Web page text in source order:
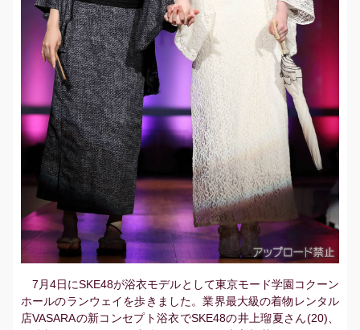
7月4日にSKE48が浴衣モデルとして東京モード学園コクーン
ホールのランウェイを歩きました。業界最大級の着物レンタル
店VASARAの新コンセプト浴衣でSKE48の井上瑠夏さん(20)、